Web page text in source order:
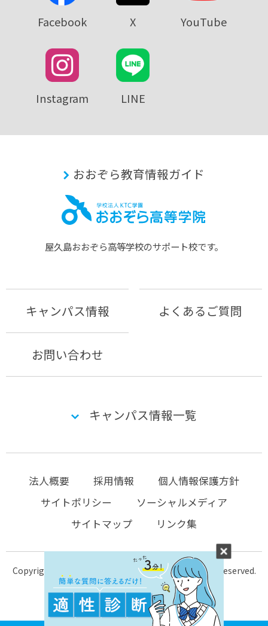
Facebook X YouTube
Instagram LINE
おおぞら教育情報ガイド
屋久島おおぞら⾼等学校のサポート校です。
キャンパス情報 よくあるご質問
お問い合わせ
キャンパス情報一覧
法人概要 採用情報
個人情報保護方針
サイトポリシー
ソーシャルメディア
サイトマップ
リンク集
Copyright © 2004-2026 KTC-school.com All Rights Reserved.